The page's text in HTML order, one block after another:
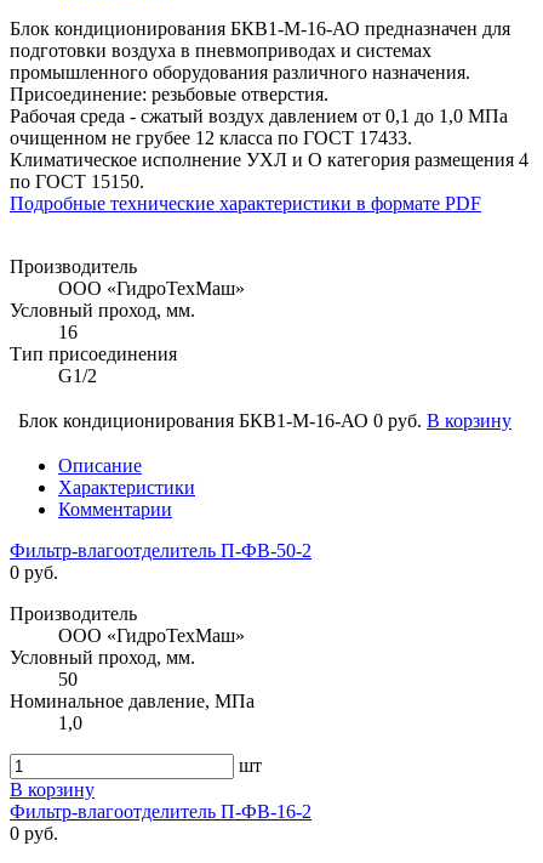
Блок кондиционирования БКВ1-М-16-АО предназначен для
подготовки воздуха в пневмоприводах и системах
промышленного оборудования различного назначения.
Присоединение: резьбовые отверстия.
Рабочая среда - сжатый воздух давлением от 0,1 до 1,0 МПа
очищенном не грубее 12 класса по ГОСТ 17433.
Климатическое исполнение УХЛ и О категория размещения 4
по ГОСТ 15150.
Подробные технические характеристики в формате PDF
Производитель
ООО «ГидроТехМаш»
Условный проход, мм.
16
Тип присоединения
G1/2
Блок кондиционирования БКВ1-М-16-АО 0 руб. В корзину
Описание
Характеристики
Комментарии
Фильтр-влагоотделитель П-ФВ-50-2
0 руб.
Производитель
ООО «ГидроТехМаш»
Условный проход, мм.
50
Номинальное давление, МПа
1,0
шт
В корзину
Фильтр-влагоотделитель П-ФВ-16-2
0 руб.